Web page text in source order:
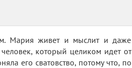
Мария живет и мыслит и даже
который целиком идет от
его сватовство, потому что, по